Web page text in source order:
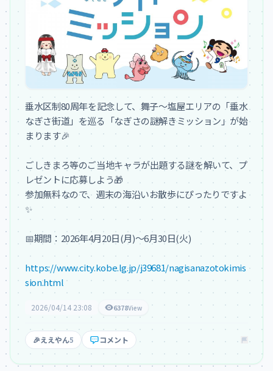
垂水区制80周年を記念して、舞子〜塩屋エリアの「垂水
なぎさ街道」を巡る「なぎさの謎解きミッション」が始
まります🎉
ごしきまろ等のご当地キャラが出題する謎を解いて、プ
レゼントに応募しよう🎁
参加無料なので、週末の海沿いお散歩にぴったりですよ
✨
📅期間：2026年4月20日(月)〜6月30日(火)
https://www.city.kobe.lg.jp/j39681/nagisanazotokimis
sion.html
2026/04/14 23:08 6378View
🎉ええやん5 コメント